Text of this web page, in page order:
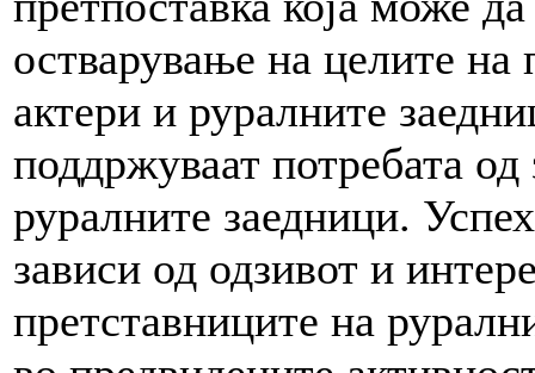
остварување на целите на
актери и руралните
поддржуваат потребата
руралните заедници.
зависи од одзивот и
претставниците на